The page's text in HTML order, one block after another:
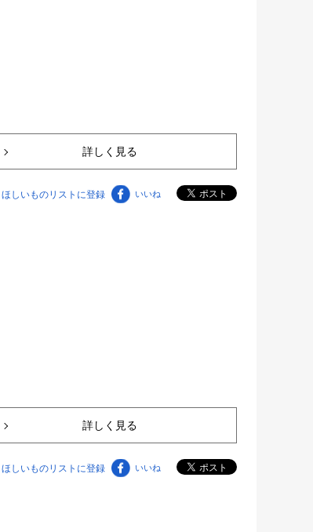
詳しく見る
ほしいものリストに登録 いいね
詳しく見る
ほしいものリストに登録 いいね